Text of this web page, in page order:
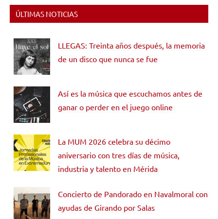
ÚLTIMAS NOTICIAS
LLEGAS: Treinta años después, la memoria
de un disco que nunca se fue
Así es la música que escuchamos antes de
ganar o perder en el juego online
La MUM 2026 celebra su décimo
aniversario con tres días de música,
industria y talento en Mérida
Concierto de Pandorado en Navalmoral con
ayudas de Girando por Salas